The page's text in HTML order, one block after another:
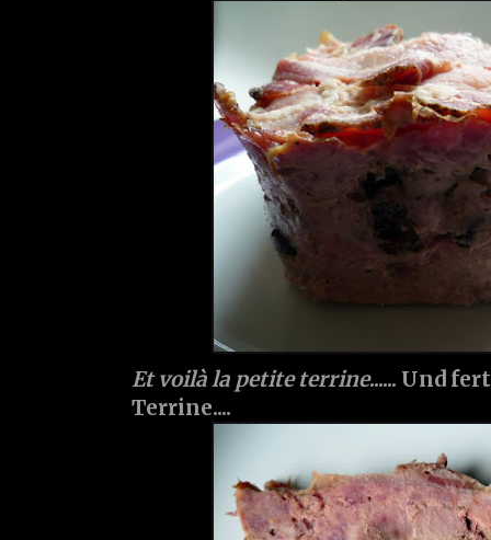
Et voilà la petite terrine...... Und
Terrine....